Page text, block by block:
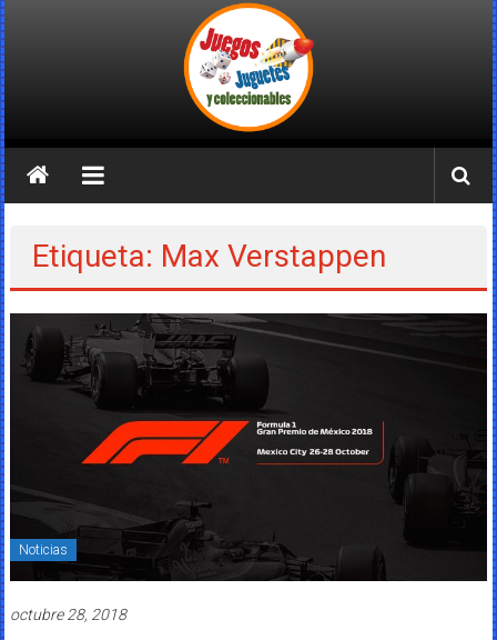
Saltar
al
contenido
Juegos
Juguetes
Coleccionables
Noticias
entretenimiento
coleccionistas.
Etiqueta: Max Verstappen
Noticias
octubre 28, 2018